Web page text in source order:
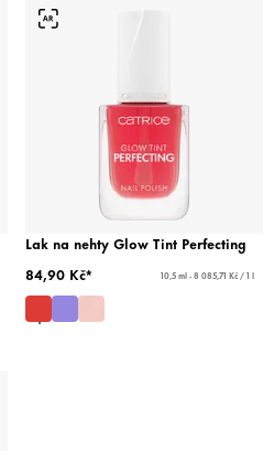
Lak na nehty Glow Tint Perfecting
84,90 Kč*
10,5 ml - 8 085,71 Kč / 1 l